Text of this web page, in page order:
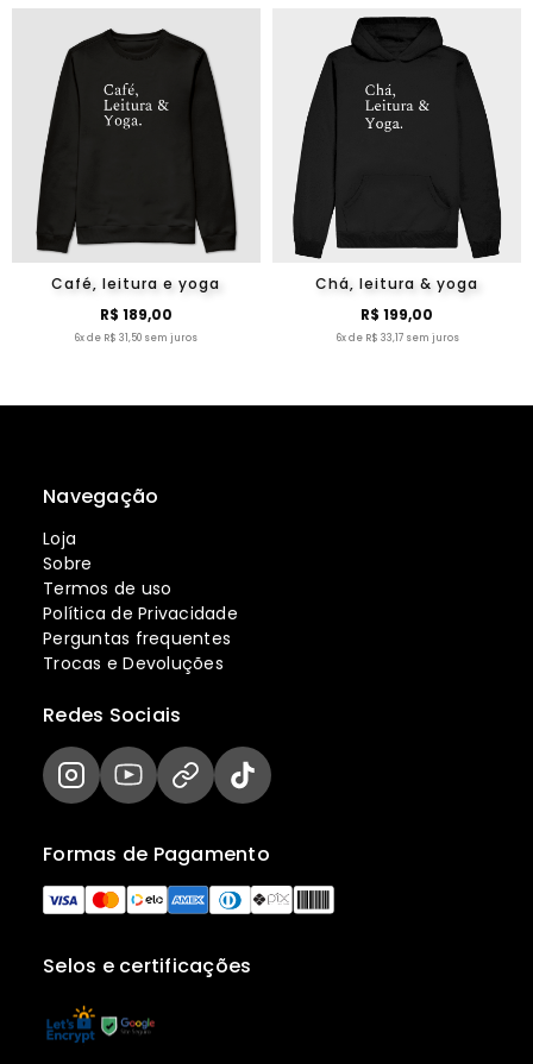
Café, leitura e yoga
R$ 189,00
6x de R$ 31,50 sem juros
Chá, leitura & yoga
R$ 199,00
6x de R$ 33,17 sem juros
Navegação
Loja
Sobre
Termos de uso
Política de Privacidade
Perguntas frequentes
Trocas e Devoluções
Selos e certificações
Formas de Pagamento
Redes Sociais